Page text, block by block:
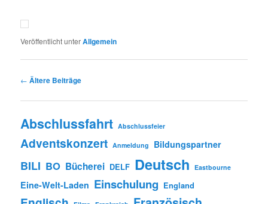
Veröffentlicht unterAllgemein
Beitrags-
← Ältere Beiträge
Abschlussfahrt Abschlussfeier
Adventskonzert Anmeldung Bildungspartner
BILI BO Bücherei DELF Deutsch Eastbourne
Eine-Welt-Laden Einschulung England